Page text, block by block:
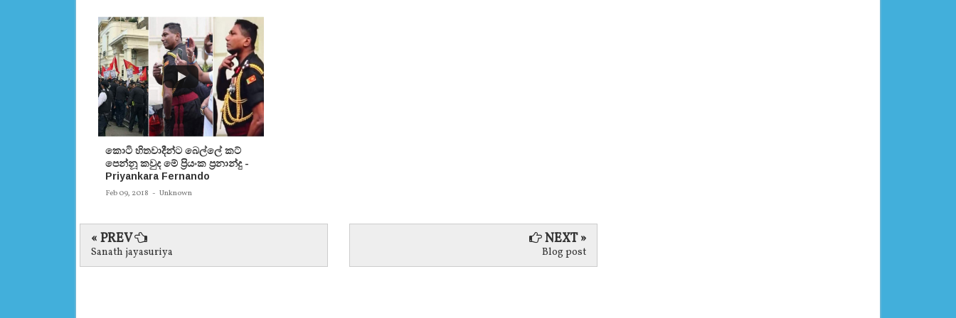
කොටි හිතවාදීන්ට බෙල්ලේ කට්
පෙන්නූ කවුද මේ ප්‍රියංක ප්‍රනාන්දු -
Priyankara Fernando
Feb 09, 2018 - Unknown
« PREV
Sanath jayasuriya
NEXT »
Blog post